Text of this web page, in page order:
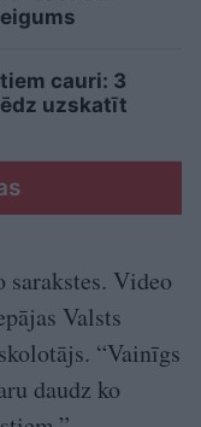
cauri: 3
uzskatīt
Video
Valsts
“Vainīgs
daudz ko